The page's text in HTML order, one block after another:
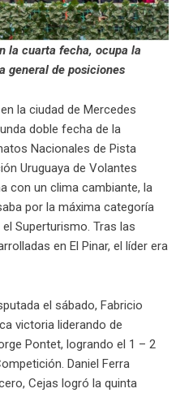
la cuarta fecha, ocupa la
general de posiciones
la ciudad de Mercedes
doble fecha de la
Nacionales de Pista
Uruguaya de Volantes
con un clima cambiante, la
por la máxima categoría
Superturismo. Tras las
en El Pinar, el líder era
el sábado, Fabricio
victoria liderando de
Pontet, logrando el 1 – 2
Daniel Ferra
Cejas logró la quinta